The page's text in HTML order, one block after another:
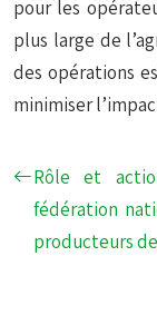
pour les
plus large de
des opérations
minimiser
Rôle et
fédération
producteurs